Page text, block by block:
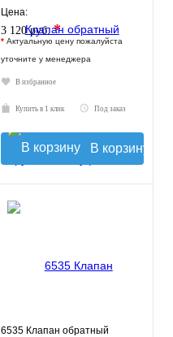
седлом
Цена:
3 120 руб.*
* Актуальную цену пожалуйста
уточните у менеджера
В избранное
Купить в 1 клик Под заказ
В корзину
6535 Клапан обратный